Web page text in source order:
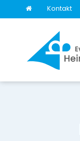
Kontakt